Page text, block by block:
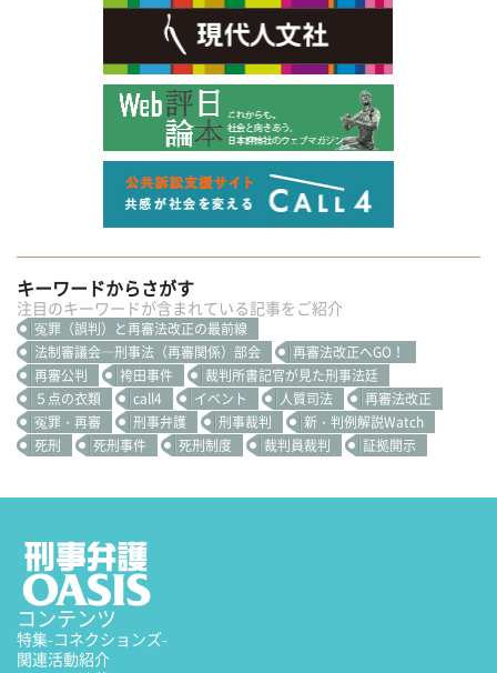
キーワードからさがす
注目のキーワードが含まれている記事をご紹介
冤罪（誤判）と再審法改正の最前線
法制審議会―刑事法（再審関係）部会
再審法改正へGO！
再審公判
袴田事件
裁判所書記官が見た刑事法廷
５点の衣類
call4 イベント 人質司法
再審法改正
冤罪・再審
刑事弁護 刑事裁判
新・判例解説Watch
死刑
死刑事件 死刑制度 裁判員裁判 証拠開示
コンテンツ
特集-コネクションズ-
関連活動紹介